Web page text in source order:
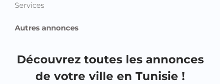
Services
Autres annonces
Découvrez toutes les annonces
de votre ville en Tunisie !